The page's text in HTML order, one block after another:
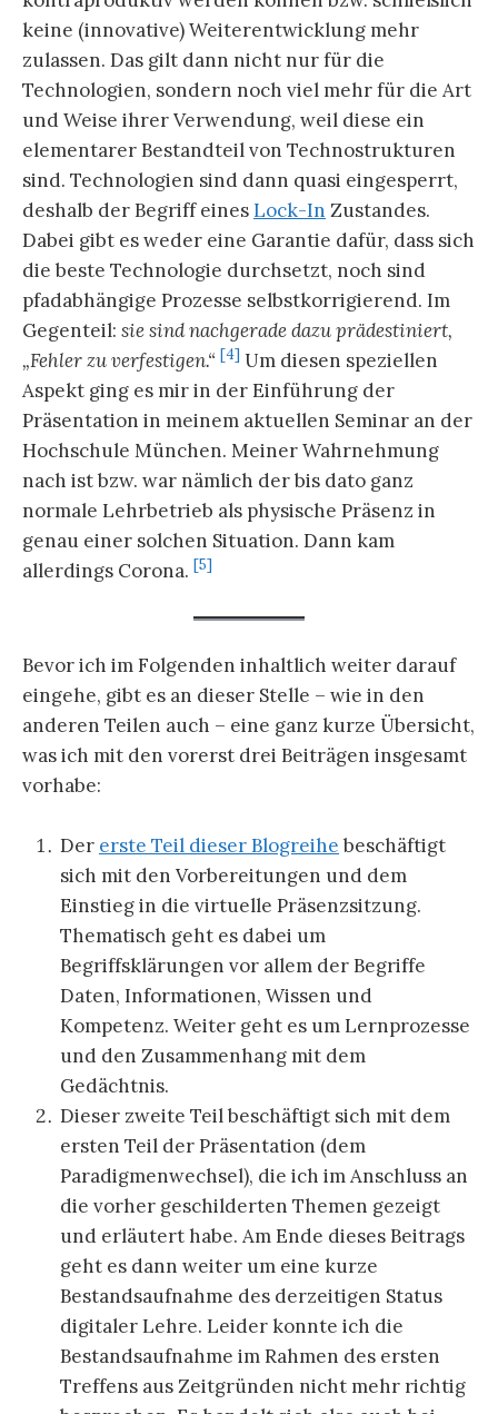
keine (innovative) Weiterentwicklung mehr
zulassen. Das gilt dann nicht nur für die
Technologien, sondern noch viel mehr für die Art
und Weise ihrer Verwendung, weil diese ein
elementarer Bestandteil von Technostrukturen
sind. Technologien sind dann quasi eingesperrt,
deshalb der Begriff einesLock-In Zustandes.
Dabei gibt es weder eine Garantie dafür, dass sich
die beste Technologie durchsetzt, noch sind
pfadabhängige Prozesse selbstkorrigierend. Im
Gegenteil: sie sind nachgerade dazu prädestiniert,
„Fehler zu verfestigen.“ [4] Um diesen speziellen
Aspekt ging es mir in der Einführung der
Präsentation in meinem aktuellen Seminar an der
Hochschule München. Meiner Wahrnehmung
nach ist bzw. war nämlich der bis dato ganz
normale Lehrbetrieb als physische Präsenz in
genau einer solchen Situation. Dann kam
allerdings Corona. [5]
Bevor ich im Folgenden inhaltlich weiter darauf
eingehe, gibt es an dieser Stelle – wie in den
anderen Teilen auch – eine ganz kurze Übersicht,
was ich mit den vorerst drei Beiträgen insgesamt
vorhabe:
Der erste Teil dieser Blogreihe beschäftigt
sich mit den Vorbereitungen und dem
Einstieg in die virtuelle Präsenzsitzung.
Thematisch geht es dabei um
Begriffsklärungen vor allem der Begriffe
Daten, Informationen, Wissen und
Kompetenz. Weiter geht es um Lernprozesse
und den Zusammenhang mit dem
Gedächtnis.
Dieser zweite Teil beschäftigt sich mit dem
ersten Teil der Präsentation (dem
Paradigmenwechsel), die ich im Anschluss an
die vorher geschilderten Themen gezeigt
und erläutert habe. Am Ende dieses Beitrags
geht es dann weiter um eine kurze
Bestandsaufnahme des derzeitigen Status
digitaler Lehre. Leider konnte ich die
Bestandsaufnahme im Rahmen des ersten
Treffens aus Zeitgründen nicht mehr richtig